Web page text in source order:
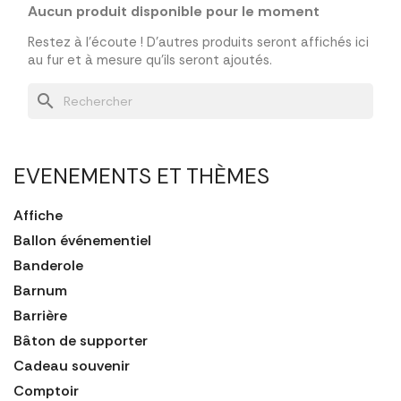
EVENEMENTS ET THÈMES
Affiche
Ballon événementiel
Banderole
Barnum
Barrière
Bâton de supporter
Cadeau souvenir
Comptoir
Aucun produit disponible pour le moment
Restez à l'écoute ! D'autres produits seront affichés ici
au fur et à mesure qu'ils seront ajoutés.
search